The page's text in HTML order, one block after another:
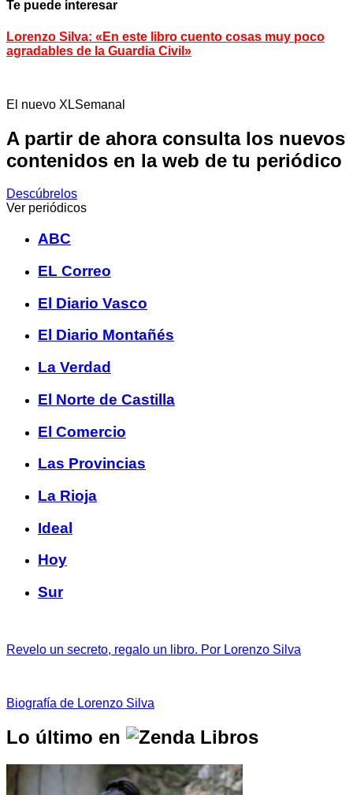
Te puede interesar
Lorenzo Silva: «En este libro cuento cosas muy poco
agradables de la Guardia Civil»
El nuevo XLSemanal
A partir de ahora consulta los nuevos
contenidos en la web de tu periódico
Descúbrelos
Ver periódicos
ABC
EL Correo
El Diario Vasco
El Diario Montañés
La Verdad
El Norte de Castilla
El Comercio
Las Provincias
La Rioja
Ideal
Hoy
Sur
Revelo un secreto, regalo un libro. Por Lorenzo Silva
Biografía de Lorenzo Silva
Lo último en